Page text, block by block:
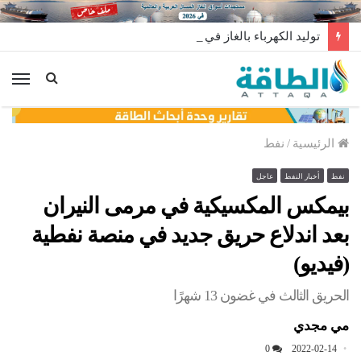
توليد الكهرباء بالغاز في الإمارات يرتفع للعام الثاني
الرئيسية / نفط
نفط أخبار النفط عاجل
بيمكس المكسيكية في مرمى النيران
بعد اندلاع حريق جديد في منصة نفطية
(فيديو)
الحريق الثالث في غضون 13 شهرًا
مي مجدي
2022-02-14
0